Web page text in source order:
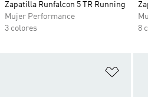
Zapatilla Runfalcon 5 TR Running
Mujer Performance
3 colores
8